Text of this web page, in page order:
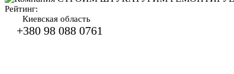
Рейтинг:
Киевская область
+380 98 088 0761